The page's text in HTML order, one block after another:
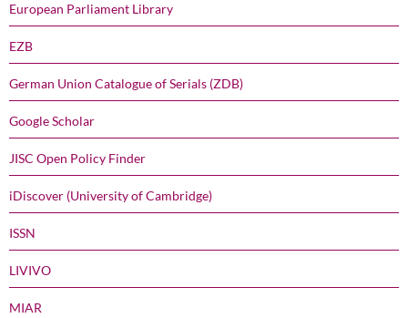
European Parliament Library
EZB
German Union Catalogue of Serials (ZDB)
Google Scholar
JISC Open Policy Finder
iDiscover (University of Cambridge)
ISSN
LIVIVO
MIAR